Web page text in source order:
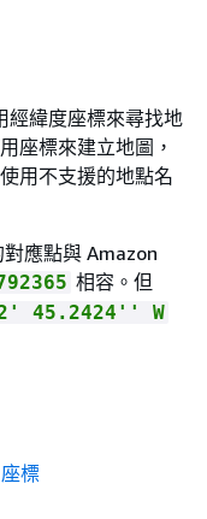
經緯度座標來尋找地
座標來建立地圖，
用不支援的地點名
應點與 Amazon
相容。但
45.2424'' W
標